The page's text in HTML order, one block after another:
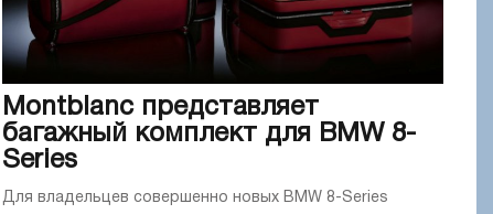
Montblanc представляет
багажный комплект для BMW 8-
Series
Для владельцев совершенно новых BMW 8-Series